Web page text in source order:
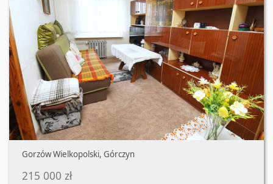
Gorzów Wielkopolski, Górczyn
215 000 zł